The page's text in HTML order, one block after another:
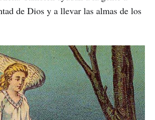
de Dios y a llevar las almas de los